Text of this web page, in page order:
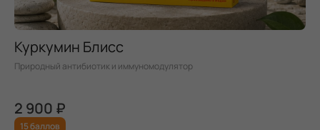
Куркумин Блисс
Природный антибиотик и иммуномодулятор
2 900 ₽
15 баллов